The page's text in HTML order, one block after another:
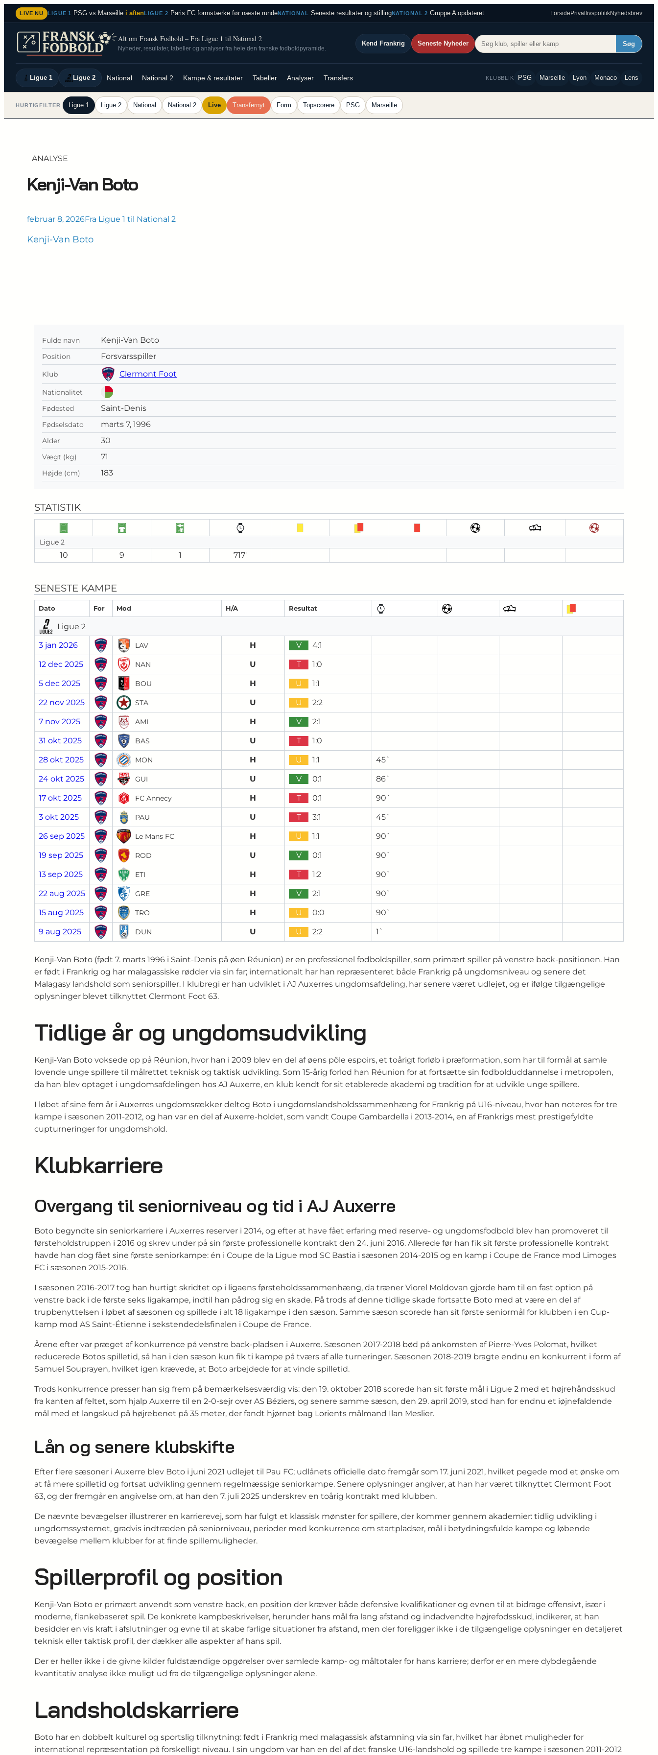
Spring
til
indhold
LIVE NU LIGUE 1 PSG vs Marseille i aftenLIGUE 2 Paris FC formstærke før næste rundeNATIONAL Seneste resultater og stillingNATIONAL 2 Gruppe A opdateret ForsidePrivatlivspolitikNyhedsbrev
Alt om Fransk Fodbold – Fra Ligue 1 til National 2
Nyheder, resultater, tabeller og analyser fra hele den franske fodboldpyramide.
Kend Frankrig Seneste Nyheder Søg
Ligue 1 Ligue 2 National National 2 Kampe & resultater Tabeller Analyser Transfers KLUBBLIK PSG Marseille Lyon Monaco Lens
HURTIGFILTER Ligue 1 Ligue 2 National National 2 Live Transfernyt Form Topscorere PSG Marseille
ANALYSE
Kenji-Van Boto
februar 8, 2026Fra Ligue 1 til National 2
Kenji-Van Boto
Fulde navn Kenji-Van Boto
Position Forsvarsspiller
Klub Clermont Foot
Nationalitet
Fødested
Saint-Denis
Fødselsdato marts 7, 1996
Alder 30
Vægt (kg) 71
Højde (cm) 183
STATISTIK
Ligue 2
10 9 1 717′
SENESTE KAMPE
Dato For Mod H/A Resultat
Ligue 2
3 jan 2026 LAV H V 4:1
12 dec 2025 NAN U T 1:0
5 dec 2025 BOU H U 1:1
22 nov 2025 STA U U 2:2
7 nov 2025 AMI H V 2:1
31 okt 2025 BAS U T 1:0
28 okt 2025 MON H U 1:1 45`
24 okt 2025 GUI U V 0:1 86`
17 okt 2025 FC Annecy H T 0:1 90`
3 okt 2025 PAU U T 3:1 45`
26 sep 2025 Le Mans FC H U 1:1 90`
19 sep 2025 ROD U V 0:1 90`
13 sep 2025 ETI H T 1:2 90`
22 aug 2025 GRE H V 2:1 90`
15 aug 2025 TRO H U 0:0 90`
9 aug 2025 DUN U U 2:2 1`
Kenji-Van Boto (født 7. marts 1996 i Saint-Denis på øen Réunion) er en professionel fodboldspiller, som primært spiller på venstre back-positionen. Han
er født i Frankrig og har malagassiske rødder via sin far; internationalt har han repræsenteret både Frankrig på ungdomsniveau og senere det
Malagasy landshold som seniorspiller. I klubregi er han udviklet i AJ Auxerres ungdomsafdeling, har senere været udlejet, og er ifølge tilgængelige
oplysninger blevet tilknyttet Clermont Foot 63.
Tidlige år og ungdomsudvikling
Kenji-Van Boto voksede op på Réunion, hvor han i 2009 blev en del af øens pôle espoirs, et toårigt forløb i præformation, som har til formål at samle
lovende unge spillere til målrettet teknisk og taktisk udvikling. Som 15-årig forlod han Réunion for at fortsætte sin fodbolduddannelse i metropolen,
da han blev optaget i ungdomsafdelingen hos AJ Auxerre, en klub kendt for sit etablerede akademi og tradition for at udvikle unge spillere.
I løbet af sine fem år i Auxerres ungdomsrækker deltog Boto i ungdomslandsholdssammenhæng for Frankrig på U16-niveau, hvor han noteres for tre
kampe i sæsonen 2011-2012, og han var en del af Auxerre-holdet, som vandt Coupe Gambardella i 2013-2014, en af Frankrigs mest prestigefyldte
cupturneringer for ungdomshold.
Klubkarriere
Overgang til seniorniveau og tid i AJ Auxerre
Boto begyndte sin seniorkarriere i Auxerres reserver i 2014, og efter at have fået erfaring med reserve- og ungdomsfodbold blev han promoveret til
førsteholdstruppen i 2016 og skrev under på sin første professionelle kontrakt den 24. juni 2016. Allerede før han fik sit første professionelle kontrakt
havde han dog fået sine første seniorkampe: én i Coupe de la Ligue mod SC Bastia i sæsonen 2014-2015 og en kamp i Coupe de France mod Limoges
FC i sæsonen 2015-2016.
I sæsonen 2016-2017 tog han hurtigt skridtet op i ligaens førsteholdssammenhæng, da træner Viorel Moldovan gjorde ham til en fast option på
venstre back i de første seks ligakampe, indtil han pådrog sig en skade. På trods af denne tidlige skade fortsatte Boto med at være en del af
trupbenyttelsen i løbet af sæsonen og spillede i alt 18 ligakampe i den sæson. Samme sæson scorede han sit første seniormål for klubben i en Cup-
kamp mod AS Saint-Étienne i sekstendedelsfinalen i Coupe de France.
Årene efter var præget af konkurrence på venstre back-pladsen i Auxerre. Sæsonen 2017-2018 bød på ankomsten af Pierre-Yves Polomat, hvilket
reducerede Botos spilletid, så han i den sæson kun fik ti kampe på tværs af alle turneringer. Sæsonen 2018-2019 bragte endnu en konkurrent i form af
Samuel Souprayen, hvilket igen krævede, at Boto arbejdede for at vinde spilletid.
Trods konkurrence presser han sig frem på bemærkelsesværdig vis: den 19. oktober 2018 scorede han sit første mål i Ligue 2 med et højrehåndsskud
fra kanten af feltet, som hjalp Auxerre til en 2-0-sejr over AS Béziers, og senere samme sæson, den 29. april 2019, stod han for endnu et iøjnefaldende
mål med et langskud på højrebenet på 35 meter, der fandt hjørnet bag Lorients målmand Ilan Meslier.
Lån og senere klubskifte
Efter flere sæsoner i Auxerre blev Boto i juni 2021 udlejet til Pau FC; udlånets officielle dato fremgår som 17. juni 2021, hvilket pegede mod et ønske om
at få mere spilletid og fortsat udvikling gennem regelmæssige seniorkampe. Senere oplysninger angiver, at han har været tilknyttet Clermont Foot
63, og der fremgår en angivelse om, at han den 7. juli 2025 underskrev en toårig kontrakt med klubben.
De nævnte bevægelser illustrerer en karrierevej, som har fulgt et klassisk mønster for spillere, der kommer gennem akademier: tidlig udvikling i
ungdomssystemet, gradvis indtræden på seniorniveau, perioder med konkurrence om startpladser, mål i betydningsfulde kampe og løbende
bevægelse mellem klubber for at finde spillemuligheder.
Spillerprofil og position
Kenji-Van Boto er primært anvendt som venstre back, en position der kræver både defensive kvalifikationer og evnen til at bidrage offensivt, især i
moderne, flankebaseret spil. De konkrete kampbeskrivelser, herunder hans mål fra lang afstand og indadvendte højrefodsskud, indikerer, at han
besidder en vis kraft i afslutninger og evne til at skabe farlige situationer fra afstand, men der foreligger ikke i de tilgængelige oplysninger en detaljeret
teknisk eller taktisk profil, der dækker alle aspekter af hans spil.
Der er heller ikke i de givne kilder fuldstændige opgørelser over samlede kamp- og måltotaler for hans karriere; derfor er en mere dybdegående
kvantitativ analyse ikke muligt ud fra de tilgængelige oplysninger alene.
Landsholdskarriere
Boto har en dobbelt kulturel og sportslig tilknytning: født i Frankrig med malagassisk afstamning via sin far, hvilket har åbnet muligheder for
international repræsentation på forskelligt niveau. I sin ungdom var han en del af det franske U16-landshold og spillede tre kampe i sæsonen 2011-2012